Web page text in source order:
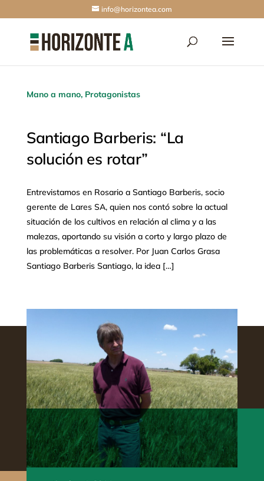
info@horizontea.com
Mano a mano, Protagonistas
Santiago Barberis: “La
solución es rotar”
Entrevistamos en Rosario a Santiago Barberis, socio
gerente de Lares SA, quien nos contó sobre la actual
situación de los cultivos en relación al clima y a las
malezas, aportando su visión a corto y largo plazo de
las problemáticas a resolver. Por Juan Carlos Grasa
Santiago Barberis Santiago, la idea […]